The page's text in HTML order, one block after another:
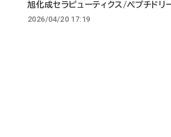
旭化成セラピューティクス/ペプチドリ
2026/04/20 17:19